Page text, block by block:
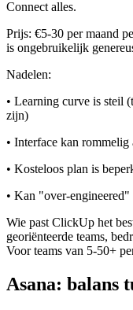
Connect alles.
Prijs: €5-30 per maand
is ongebruikelijk
Nadelen:
• Learning curve is steil
zijn)
• Interface kan
• Kosteloos plan is
• Kan "over-
Wie past ClickUp het
georiënteerde teams,
Voor teams van 5-50+
Asana: balans